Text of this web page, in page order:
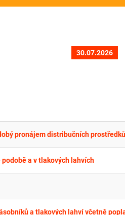
30.07.2026
a v tlakových lahvích